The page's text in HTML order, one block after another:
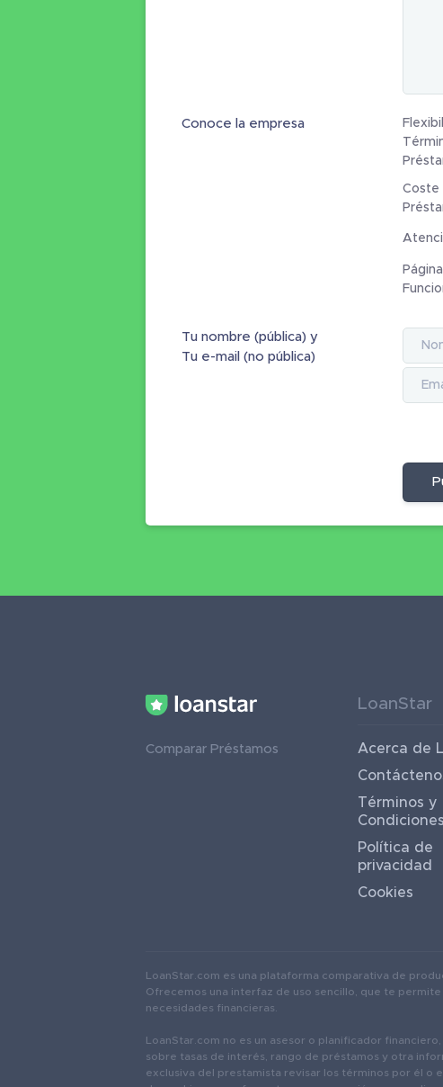
Conoce la empresa
Coste
Tu nombre (pública) y
Tu e-mail (no pública)
Comparar Préstamos
LoanStar
Acerca de
Términos y
Condiciones
Política de
privacidad
Cookies
LoanStar.com es una plataforma comparativa de
Ofrecemos una interfaz de uso sencillo, que te
necesidades financieras.
LoanStar.com no es un asesor o planificador
sobre tasas de interés, rango de préstamos y otra
exclusiva del prestamista revisar los términos por él o